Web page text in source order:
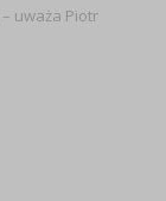
– uważa Piotr